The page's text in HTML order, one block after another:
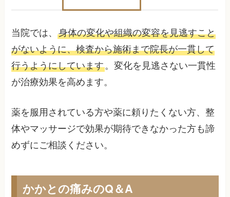
当院では、身体の変化や組織の変容を見逃すこと
がないように、検査から施術まで院長が一貫して
行うようにしています。変化を見逃さない一貫性
が治療効果を高めます。
薬を服用されている方や薬に頼りたくない方、整
体やマッサージで効果が期待できなかった方も諦
めずにご相談ください。
かかとの痛みのQ＆A